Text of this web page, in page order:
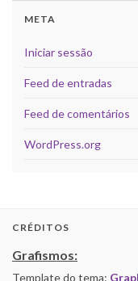
META
Iniciar sessão
Feed de entradas
Feed de comentários
WordPress.org
CRÉDITOS
Grafismos:
Template do tema: